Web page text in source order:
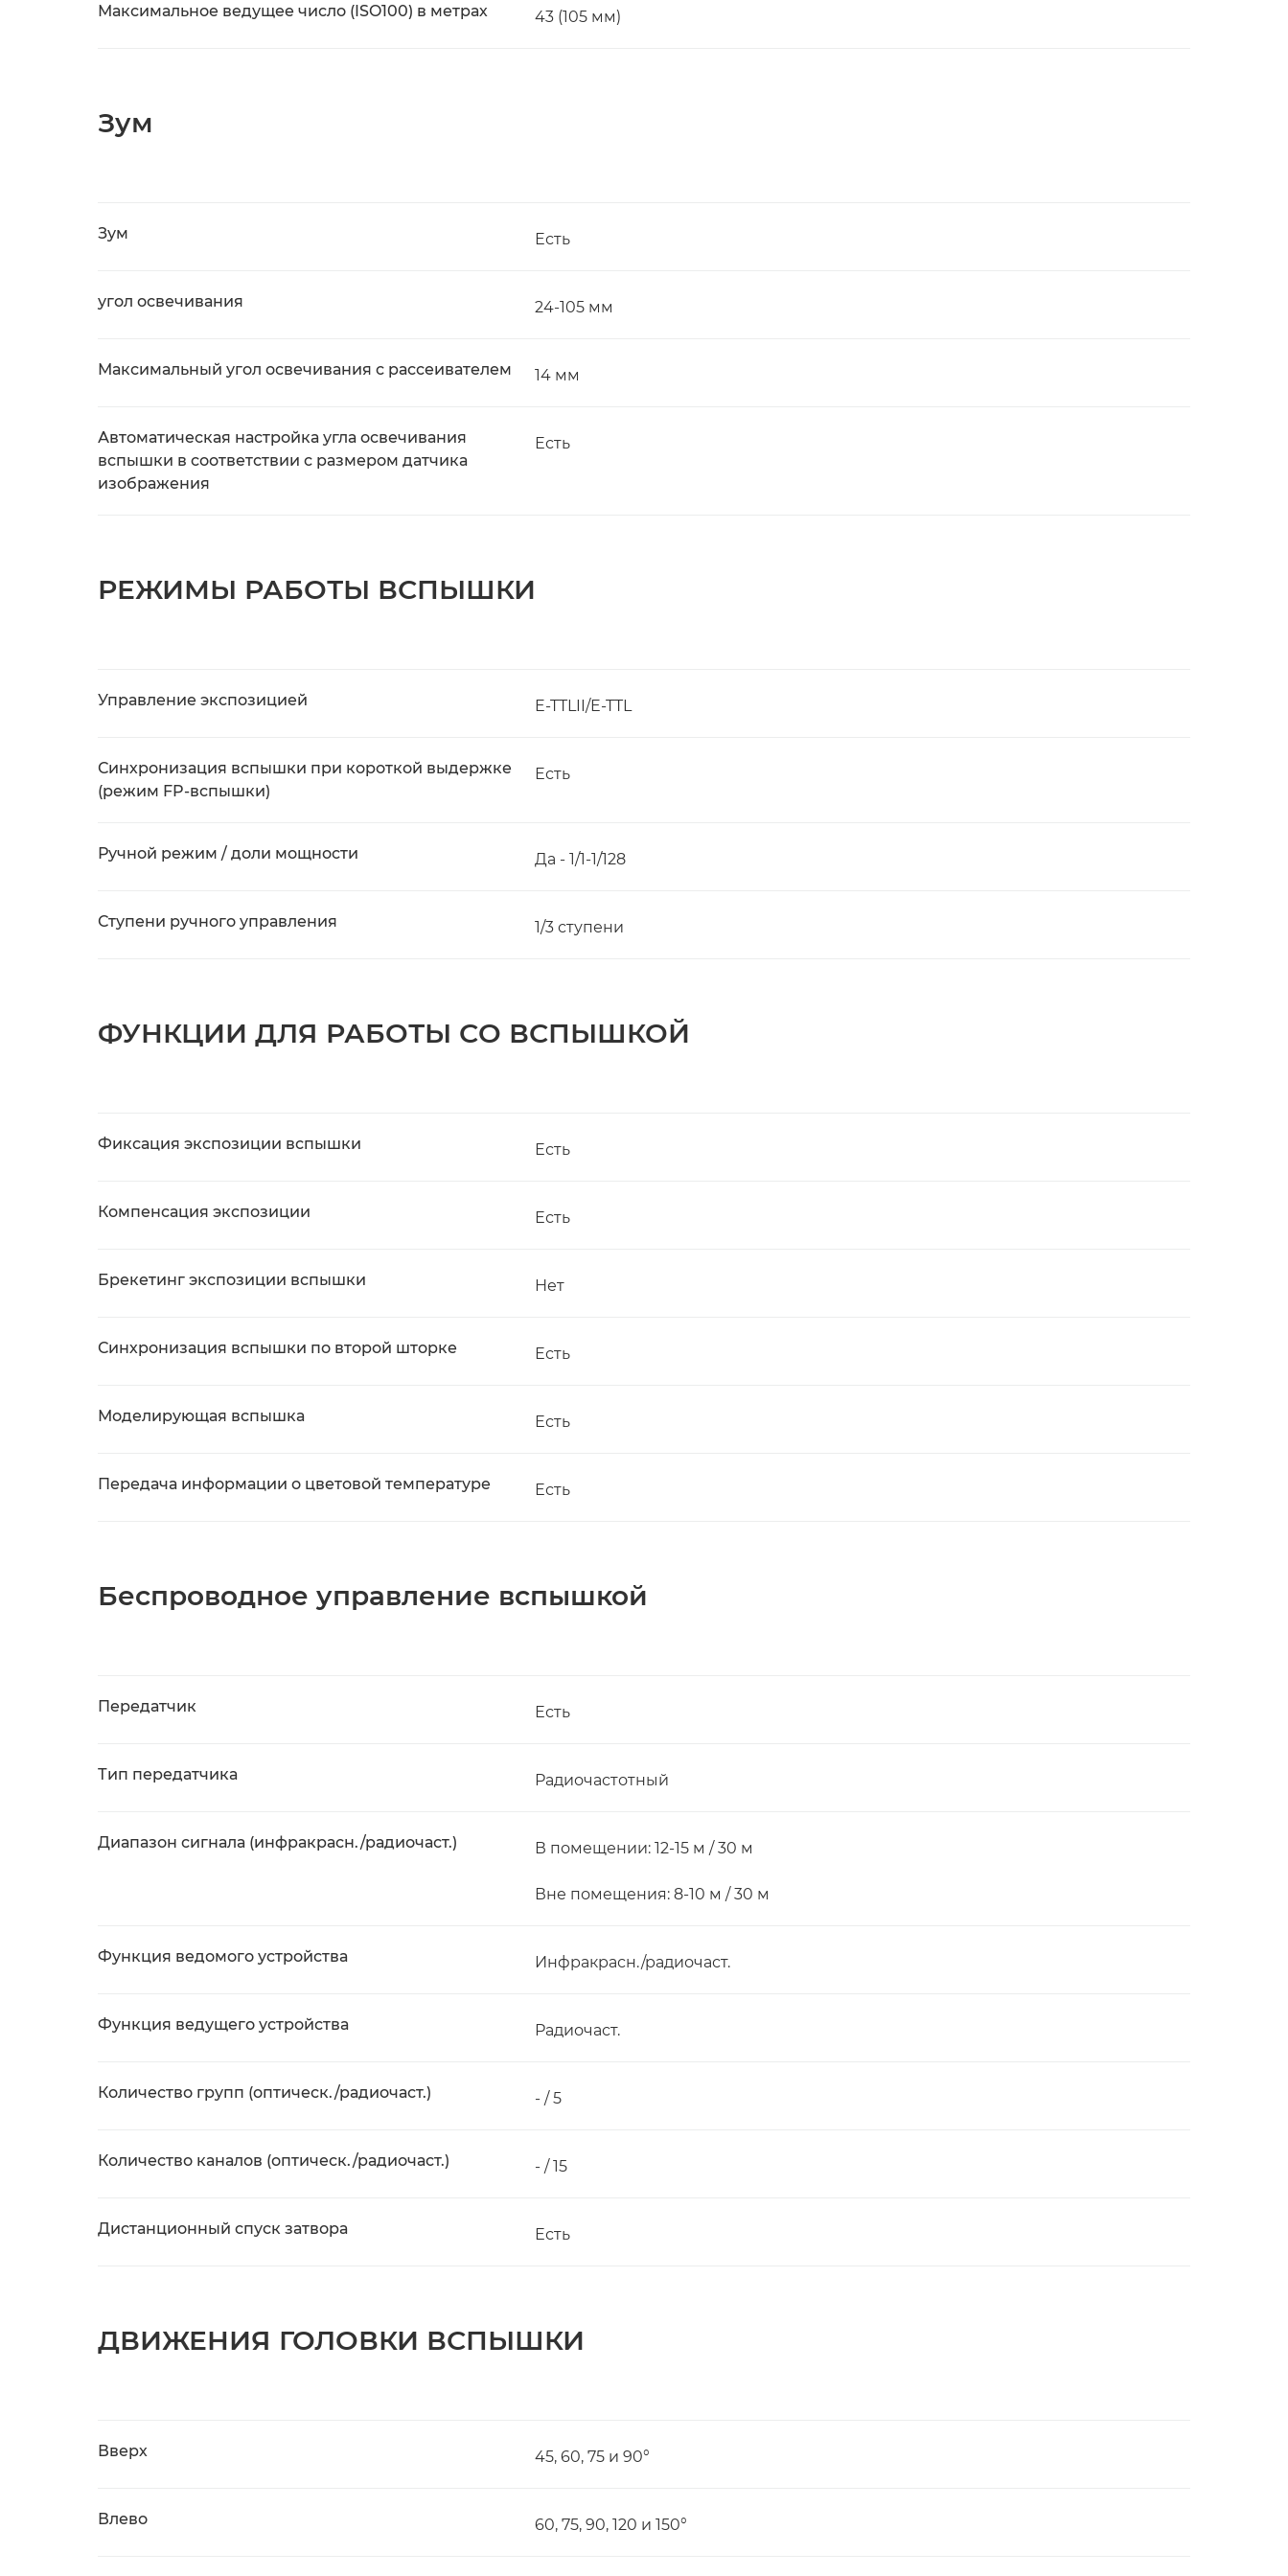
Максимальное ведущее число (ISO100) в метрах 43 (105 мм)
Зум
Зум Есть
угол освечивания 24-105 мм
Максимальный угол освечивания с рассеивателем 14 мм
Автоматическая настройка угла освечивания
вспышки в соответствии с размером датчика
изображения
Есть
РЕЖИМЫ РАБОТЫ ВСПЫШКИ
Управление экспозицией E-TTLII/E-TTL
Синхронизация вспышки при короткой выдержке
(режим FP-вспышки)
Есть
Ручной режим / доли мощности Да - 1/1-1/128
Ступени ручного управления 1/3 ступени
ФУНКЦИИ ДЛЯ РАБОТЫ СО ВСПЫШКОЙ
Фиксация экспозиции вспышки Есть
Компенсация экспозиции Есть
Брекетинг экспозиции вспышки Нет
Синхронизация вспышки по второй шторке Есть
Моделирующая вспышка Есть
Передача информации о цветовой температуре Есть
Беспроводное управление вспышкой
Передатчик Есть
Тип передатчика Радиочастотный
Диапазон сигнала (инфракрасн./радиочаст.) В помещении: 12-15 м / 30 м
Вне помещения: 8-10 м / 30 м
Функция ведомого устройства Инфракрасн./радиочаст.
Функция ведущего устройства Радиочаст.
Количество групп (оптическ./радиочаст.) - / 5
Количество каналов (оптическ./радиочаст.) - / 15
Дистанционный спуск затвора Есть
ДВИЖЕНИЯ ГОЛОВКИ ВСПЫШКИ
Вверх 45, 60, 75 и 90°
Влево 60, 75, 90, 120 и 150°